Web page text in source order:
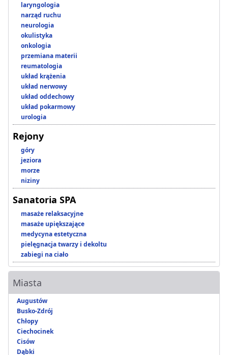
laryngologia
narząd ruchu
neurologia
okulistyka
onkologia
przemiana materii
reumatologia
układ krążenia
układ nerwowy
układ oddechowy
układ pokarmowy
urologia
Rejony
góry
jeziora
morze
niziny
Sanatoria SPA
masaże relaksacyjne
masaże upiększające
medycyna estetyczna
pielęgnacja twarzy i dekoltu
zabiegi na ciało
Miasta
Augustów
Busko-Zdrój
Chłopy
Ciechocinek
Cisów
Dąbki